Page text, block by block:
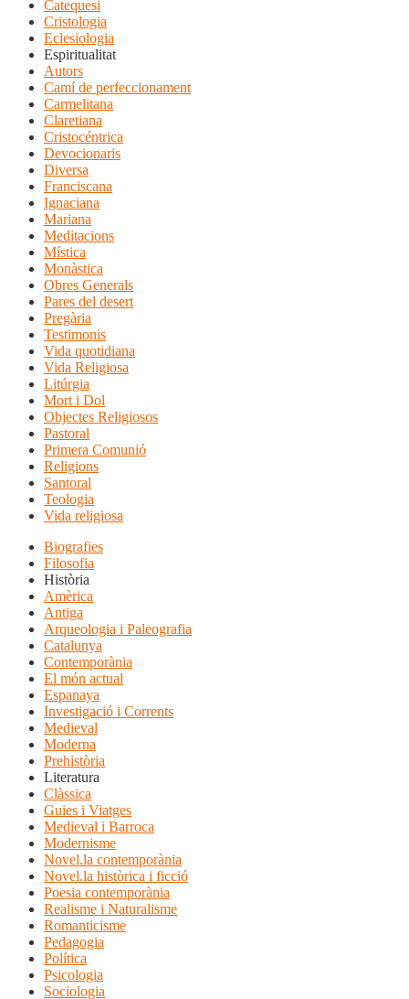
Catequesi
Cristologia
Eclesiologia
Espiritualitat
Autors
Camí de perfeccionament
Carmelitana
Claretiana
Cristocéntrica
Devocionaris
Diversa
Franciscana
Ignaciana
Mariana
Meditacions
Mística
Monàstica
Obres Generals
Pares del desert
Pregària
Testimonis
Vida quotidiana
Vida Religiosa
Litúrgia
Mort i Dol
Objectes Religiosos
Pastoral
Primera Comunió
Religions
Santoral
Teologia
Vida religiosa
Biografies
Filosofia
Història
Amèrica
Antiga
Arqueologia i Paleografia
Catalunya
Contemporània
El món actual
Espanaya
Investigació i Corrents
Medieval
Moderna
Prehistòria
Literatura
Clàssica
Guies i Viatges
Medieval i Barroca
Modernisme
Novel.la contemporània
Novel.la històrica i ficció
Poesia contemporània
Realisme i Naturalisme
Romanticisme
Pedagogia
Política
Psicologia
Sociologia